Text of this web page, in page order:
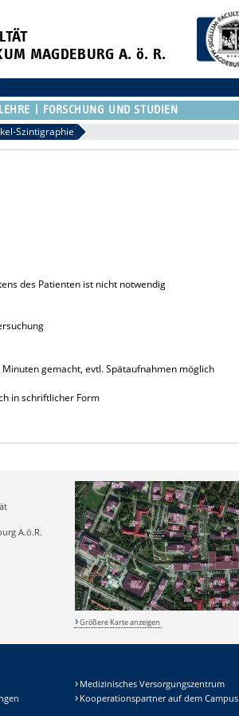
MAGDEBURG A. ö. R.
LEHRE FORSCHUNG UND STUDIEN
Szintigraphie
des Patienten ist nicht notwendig
gemacht, evtl. Spätaufnahmen möglich
in schriftlicher Form
A.ö.R.
Größere Karte anzeigen
Medizinisches Versorgungszentrum
Kooperationspartner auf dem Campus